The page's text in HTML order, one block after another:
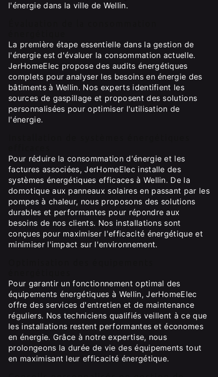
l'énergie dans la ville de Wellin.
La première étape essentielle dans la gestion de
l'énergie est d'évaluer la consommation actuelle.
JerHomeElec propose des audits énergétiques
complets pour analyser les besoins en énergie des
bâtiments à Wellin. Nos experts identifient les
sources de gaspillage et proposent des solutions
personnalisées pour optimiser l'utilisation de
l'énergie.
Pour réduire la consommation d'énergie et les
factures associées, JerHomeElec installe des
systèmes énergétiques efficaces à Wellin. De la
domotique aux panneaux solaires en passant par les
pompes à chaleur, nous proposons des solutions
durables et performantes pour répondre aux
besoins de nos clients. Nos installations sont
conçues pour maximiser l'efficacité énergétique et
minimiser l'impact sur l'environnement.
Pour garantir un fonctionnement optimal des
équipements énergétiques à Wellin, JerHomeElec
offre des services d'entretien et de maintenance
réguliers. Nos techniciens qualifiés veillent à ce que
les installations restent performantes et économes
en énergie. Grâce à notre expertise, nous
prolongeons la durée de vie des équipements tout
en maximisant leur efficacité énergétique.